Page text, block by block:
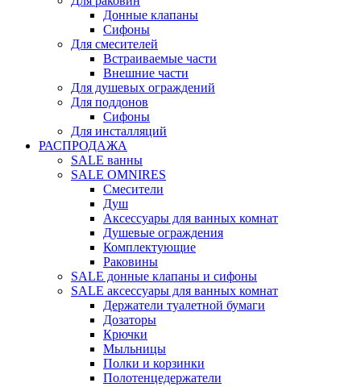
Донные клапаны
Сифоны
Для смесителей
Встраиваемые части
Внешние части
Для душевых ограждений
Для поддонов
Сифоны
Для инсталляций
РАСПРОДАЖА
SALE ванны
SALE OMNIRES
Смесители
Душ
Аксессуары для ванных комнат
Душевые ограждения
Комплектующие
Раковины
SALE донные клапаны и сифоны
SALE аксессуары для ванных комнат
Держатели туалетной бумаги
Дозаторы
Крючки
Мыльницы
Полки и корзинки
Полотенцедержатели